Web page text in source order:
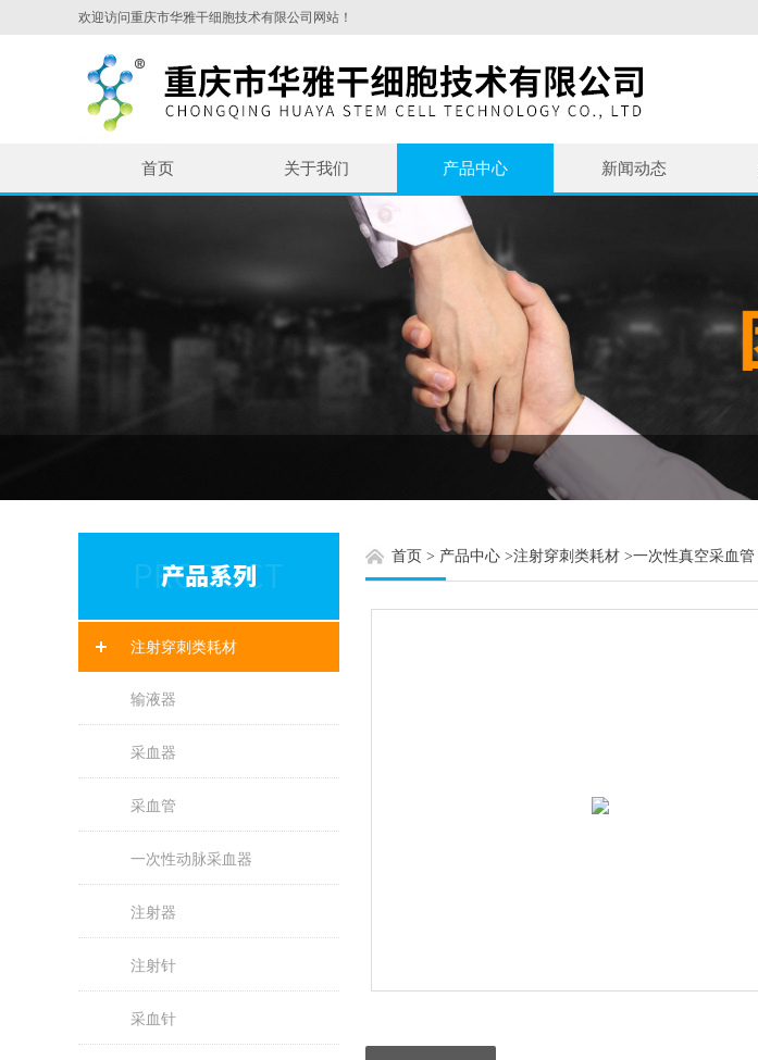
欢迎访问重庆市华雅干细胞技术有限公司网站！
首页 关于我们 产品中心 新闻动态
注射穿刺类耗材
输液器
采血器
采血管
一次性动脉采血器
注射器
注射针
采血针
首页 > 产品中心 >注射穿刺类耗材 >一次性真空采血管